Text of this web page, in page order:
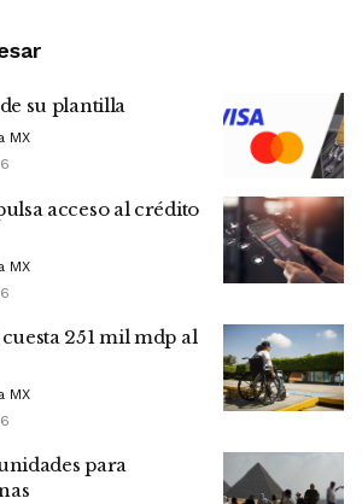
su plantilla
MX
acceso al crédito
MX
251 mil mdp al
MX
para